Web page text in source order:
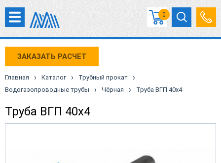
0
ЗАКАЗАТЬ РАСЧЕТ
Главная › Каталог › Трубный прокат ›
Водогазопроводные трубы › Чёрная › Труба ВГП 40х4
Труба ВГП 40х4